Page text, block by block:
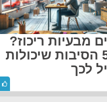
מבעיות ריכוז?
הנה 5 הסיבות שיכולות
לכך